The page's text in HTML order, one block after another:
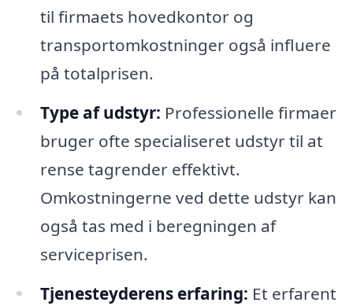
til firmaets hovedkontor og
transportomkostninger også influere
på totalprisen.
Type af udstyr: Professionelle firmaer
bruger ofte specialiseret udstyr til at
rense tagrender effektivt.
Omkostningerne ved dette udstyr kan
også tas med i beregningen af
serviceprisen.
Tjenesteyderens erfaring: Et erfarent